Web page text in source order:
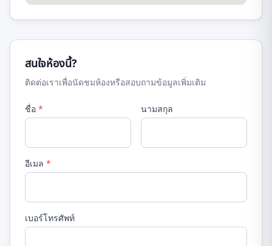
สนใจห้องนี้?
ติดต่อเราเพื่อนัดชมห้องหรือสอบถามข้อมูลเพิ่มเติม
ชื่อ * นามสกุล
อีเมล *
เบอร์โทรศัพท์